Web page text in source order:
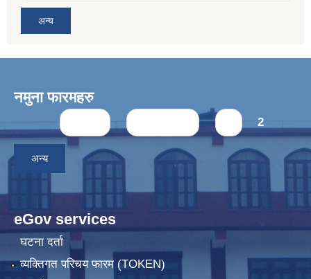
अन्य
नमुना फारमहरु
Pages 2
अन्य
eGov services
घटना दर्ता
व्यक्तिगत परिचय फारम (TOKEN)